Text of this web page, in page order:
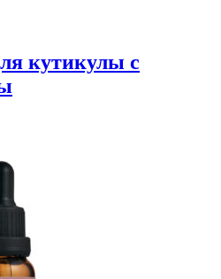
кутикулы с